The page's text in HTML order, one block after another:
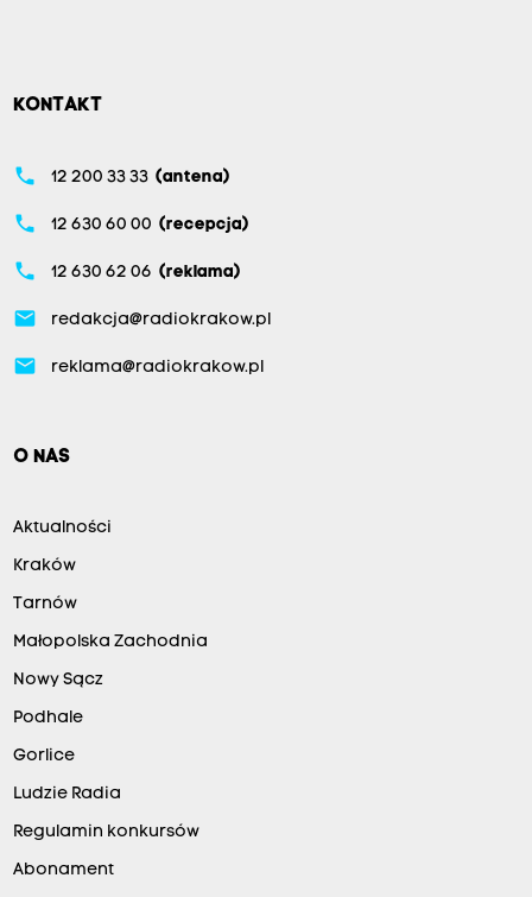
KONTAKT
phone 12 200 33 33 (antena)
phone 12 630 60 00 (recepcja)
phone 12 630 62 06 (reklama)
email redakcja@radiokrakow.pl
email reklama@radiokrakow.pl
O NAS
Aktualności
Kraków
Tarnów
Małopolska Zachodnia
Nowy Sącz
Podhale
Gorlice
Ludzie Radia
Regulamin konkursów
Abonament